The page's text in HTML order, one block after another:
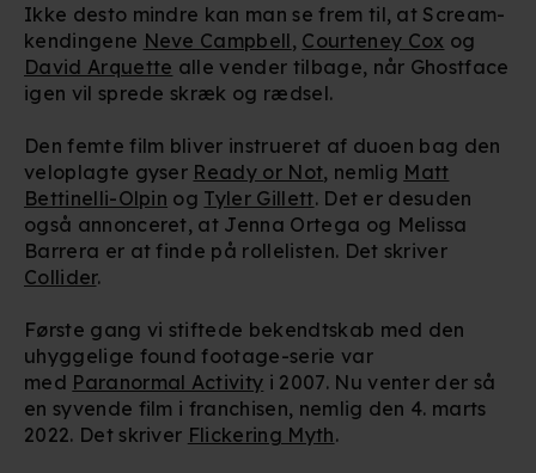
Ikke desto mindre kan man se frem til, at Scream-
kendingene Neve Campbell, Courteney Cox og
David Arquette alle vender tilbage, når Ghostface
igen vil sprede skræk og rædsel.
Den femte film bliver instrueret af duoen bag den
veloplagte gyser Ready or Not, nemlig Matt
Bettinelli-Olpin og Tyler Gillett. Det er desuden
også annonceret, at Jenna Ortega og Melissa
Barrera er at finde på rollelisten. Det skriver
Collider.
Første gang vi stiftede bekendtskab med den
uhyggelige found footage-serie var
med Paranormal Activity i 2007. Nu venter der så
en syvende film i franchisen, nemlig den 4. marts
2022. Det skriver Flickering Myth.